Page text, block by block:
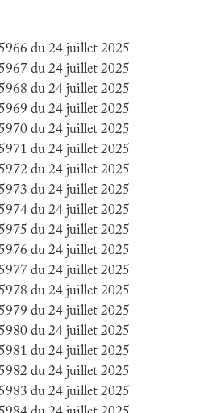
du 24 juillet 2025
du 24 juillet 2025
du 24 juillet 2025
du 24 juillet 2025
du 24 juillet 2025
du 24 juillet 2025
du 24 juillet 2025
du 24 juillet 2025
du 24 juillet 2025
du 24 juillet 2025
du 24 juillet 2025
du 24 juillet 2025
du 24 juillet 2025
du 24 juillet 2025
du 24 juillet 2025
du 24 juillet 2025
du 24 juillet 2025
du 24 juillet 2025